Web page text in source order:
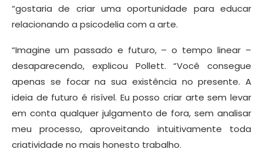
“gostaria de criar uma oportunidade para educar
relacionando a psicodelia com a arte.
“Imagine um passado e futuro, – o tempo linear –
desaparecendo, explicou Pollett. “Você consegue
apenas se focar na sua existência no presente. A
ideia de futuro é risível. Eu posso criar arte sem levar
em conta qualquer julgamento de fora, sem analisar
meu processo, aproveitando intuitivamente toda
criatividade no mais honesto trabalho.